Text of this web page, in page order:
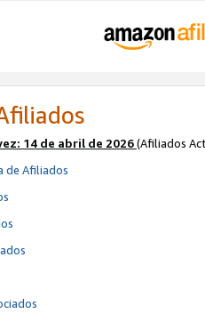
14 de abril de 2026(Afiliados
de Afiliados